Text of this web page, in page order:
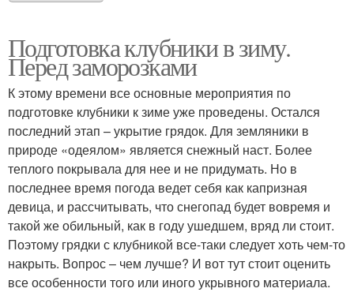
Подготовка клубники в зиму.
Перед заморозками
К этому времени все основные мероприятия по
подготовке клубники к зиме уже проведены. Остался
последний этап – укрытие грядок. Для земляники в
природе «одеялом» является снежный наст. Более
теплого покрывала для нее и не придумать. Но в
последнее время погода ведет себя как капризная
девица, и рассчитывать, что снегопад будет вовремя и
такой же обильный, как в году ушедшем, вряд ли стоит.
Поэтому грядки с клубникой все-таки следует хоть чем-то
накрыть. Вопрос – чем лучше? И вот тут стоит оценить
все особенности того или иного укрывного материала.